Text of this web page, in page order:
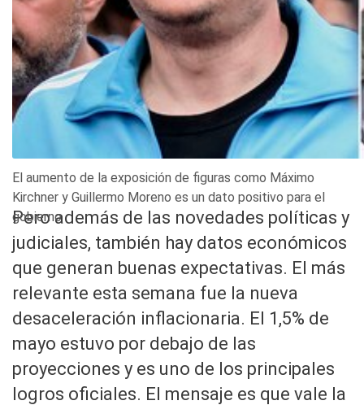
El aumento de la exposición de figuras como Máximo
Kirchner y Guillermo Moreno es un dato positivo para el
gobierno
Pero además de las novedades políticas y
judiciales, también hay datos económicos
que generan buenas expectativas. El más
relevante esta semana fue la nueva
desaceleración inflacionaria. El 1,5% de
mayo estuvo por debajo de las
proyecciones y es uno de los principales
logros oficiales. El mensaje es que vale la